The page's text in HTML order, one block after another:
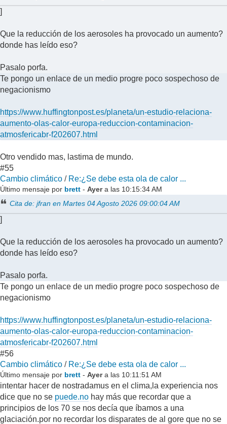
]
Que la reducción de los aerosoles ha provocado un aumento?
donde has leído eso?
Pasalo porfa.
Te pongo un enlace de un medio progre poco sospechoso de
negacionismo
https://www.huffingtonpost.es/planeta/un-estudio-relaciona-
aumento-olas-calor-europa-reduccion-contaminacion-
atmosfericabr-f202607.html
Otro vendido mas, lastima de mundo.
#55
Cambio climático / Re:¿Se debe esta ola de calor ...
Último mensaje por brett - Ayera las 10:15:34 AM
Cita de: jfran en Martes 04 Agosto 2026 09:00:04 AM
]
Que la reducción de los aerosoles ha provocado un aumento?
donde has leído eso?
Pasalo porfa.
Te pongo un enlace de un medio progre poco sospechoso de
negacionismo
https://www.huffingtonpost.es/planeta/un-estudio-relaciona-
aumento-olas-calor-europa-reduccion-contaminacion-
atmosfericabr-f202607.html
#56
Cambio climático / Re:¿Se debe esta ola de calor ...
Último mensaje por brett - Ayera las 10:11:51 AM
intentar hacer de nostradamus en el clima,la experiencia nos
dice que no se puede.no hay más que recordar que a
principios de los 70 se nos decía que íbamos a una
glaciación.por no recordar los disparates de al gore que no se